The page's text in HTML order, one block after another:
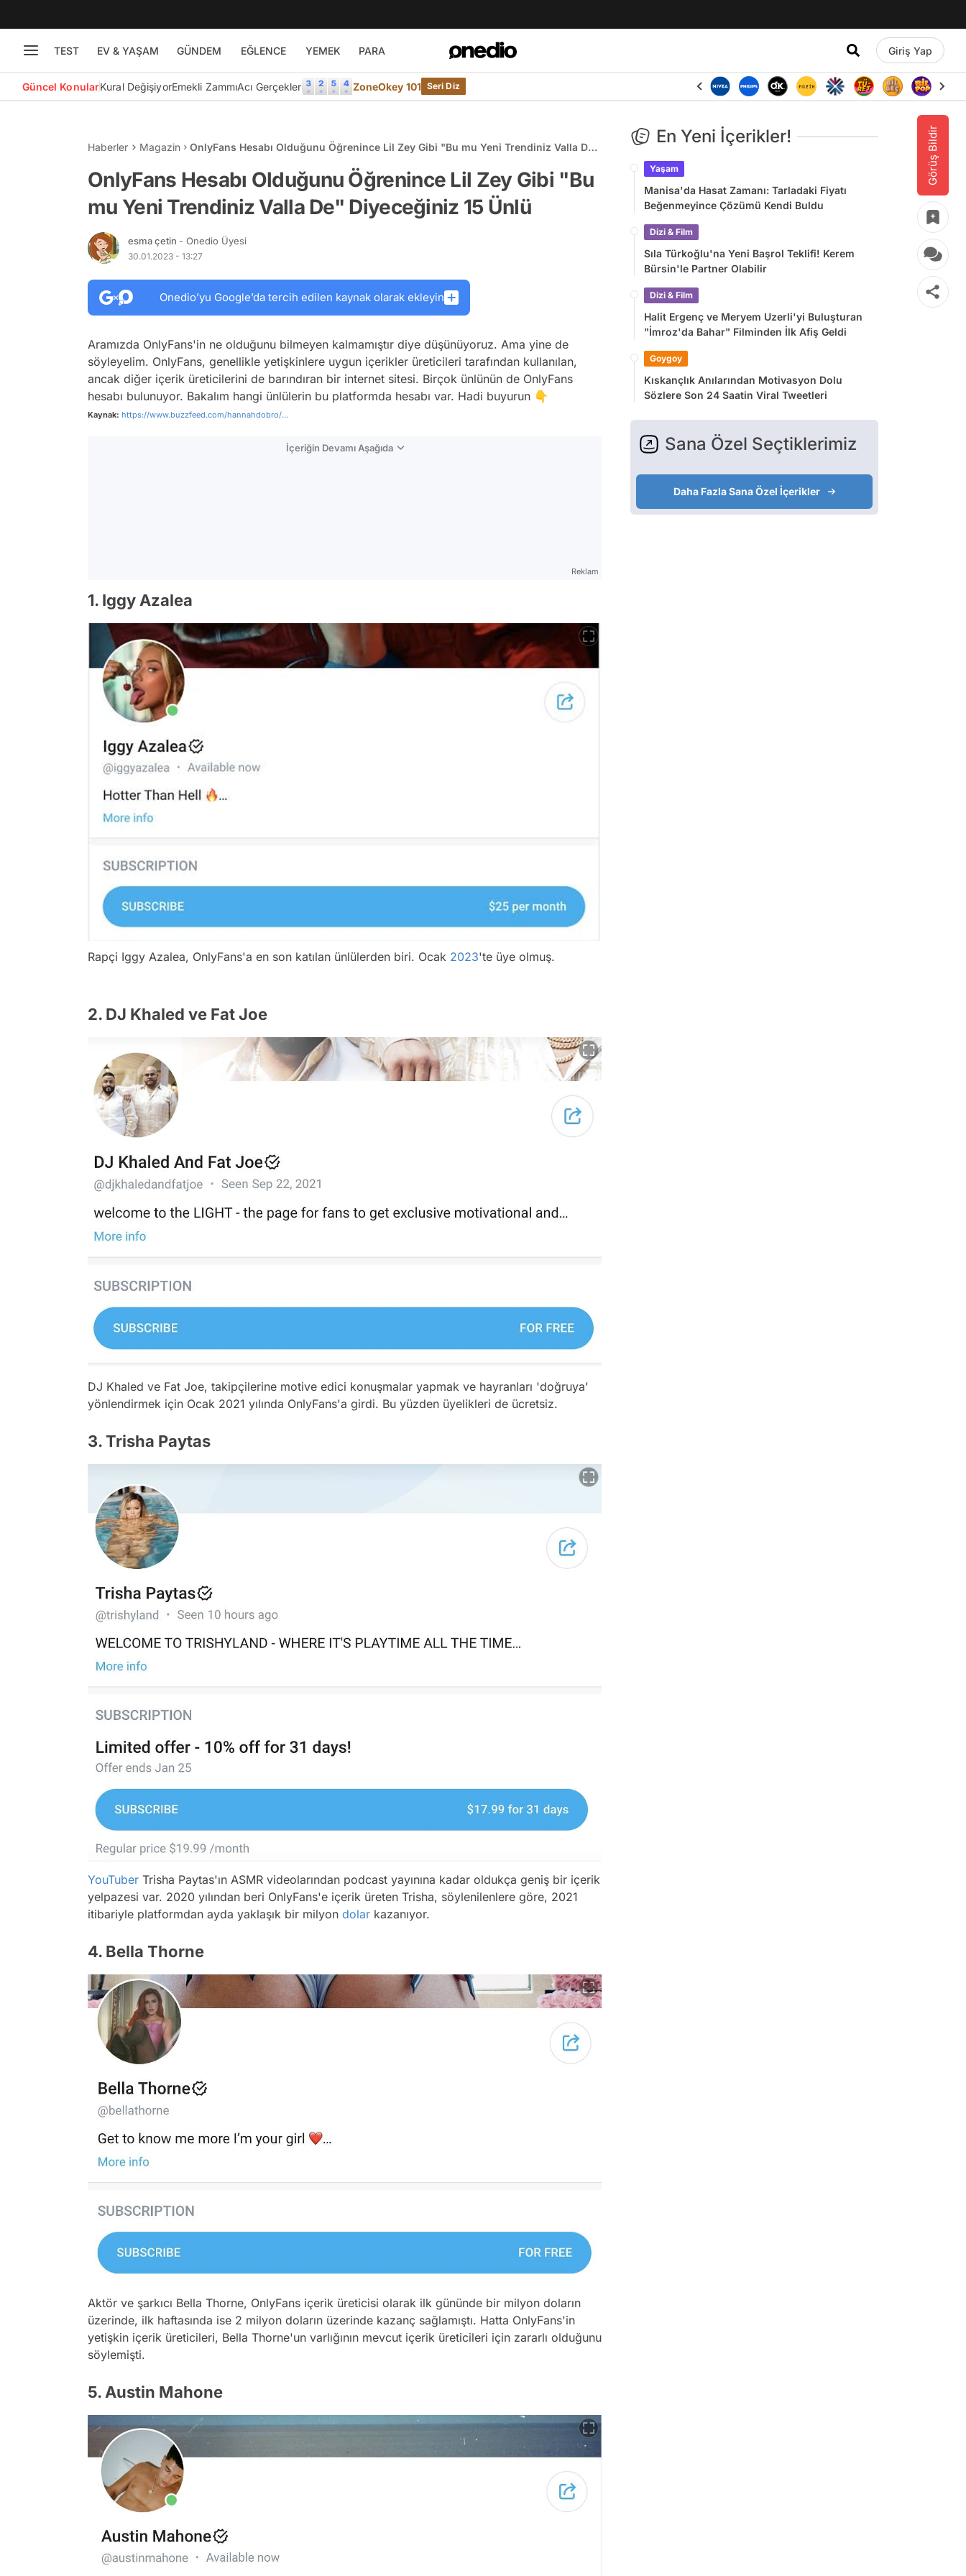
TEST EV & YAŞAM GÜNDEM EĞLENCE YEMEK PARA Giriş Yap
Güncel KonularKural DeğişiyorEmekli ZammıAcı Gerçekler ZoneOkey 101 Seri Diz
Görüş Bildir
Haberler Magazin
OnlyFans Hesabı Olduğunu Öğrenince Lil Zey Gibi "Bu mu Yeni Trendiniz Valla De"
OnlyFans Hesabı Olduğunu Öğrenince Lil Zey Gibi "Bu
mu Yeni Trendiniz Valla De" Diyeceğiniz 15 Ünlü
esma çetin - Onedio Üyesi
30.01.2023 - 13:27
Onedio’yu Google’da tercih edilen kaynak olarak ekleyin
Aramızda OnlyFans'in ne olduğunu bilmeyen kalmamıştır diye düşünüyoruz. Ama yine de
söyleyelim. OnlyFans, genellikle yetişkinlere uygun içerikler üreticileri tarafından kullanılan,
ancak diğer içerik üreticilerini de barındıran bir internet sitesi. Birçok ünlünün de OnlyFans
hesabı bulunuyor. Bakalım hangi ünlülerin bu platformda hesabı var. Hadi buyurun 👇
Kaynak: https://www.buzzfeed.com/hannahdobro/...
İçeriğin Devamı Aşağıda
Reklam
1. Iggy Azalea
Rapçi Iggy Azalea, OnlyFans'a en son katılan ünlülerden biri. Ocak 2023'te üye olmuş.
2. DJ Khaled ve Fat Joe
DJ Khaled ve Fat Joe, takipçilerine motive edici konuşmalar yapmak ve hayranları 'doğruya'
yönlendirmek için Ocak 2021 yılında OnlyFans'a girdi. Bu yüzden üyelikleri de ücretsiz.
3. Trisha Paytas
YouTuber Trisha Paytas'ın ASMR videolarından podcast yayınına kadar oldukça geniş bir içerik
yelpazesi var. 2020 yılından beri OnlyFans'e içerik üreten Trisha, söylenilenlere göre, 2021
itibariyle platformdan ayda yaklaşık bir milyon dolar kazanıyor.
4. Bella Thorne
Aktör ve şarkıcı Bella Thorne, OnlyFans içerik üreticisi olarak ilk gününde bir milyon doların
üzerinde, ilk haftasında ise 2 milyon doların üzerinde kazanç sağlamıştı. Hatta OnlyFans'in
yetişkin içerik üreticileri, Bella Thorne'un varlığının mevcut içerik üreticileri için zararlı olduğunu
söylemişti.
5. Austin Mahone
En Yeni İçerikler!
Yaşam
Manisa'da Hasat Zamanı: Tarladaki Fiyatı
Beğenmeyince Çözümü Kendi Buldu
Dizi & Film
Sıla Türkoğlu'na Yeni Başrol Teklifi! Kerem
Bürsin'le Partner Olabilir
Dizi & Film
Halit Ergenç ve Meryem Uzerli'yi Buluşturan
"İmroz'da Bahar" Filminden İlk Afiş Geldi
Goygoy
Kıskançlık Anılarından Motivasyon Dolu
Sözlere Son 24 Saatin Viral Tweetleri
Sana Özel Seçtiklerimiz
Daha Fazla Sana Özel İçerikler